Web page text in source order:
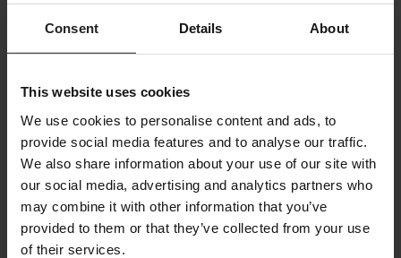
Consent Details About
This website uses cookies
We use cookies to personalise content and ads, to
provide social media features and to analyse our traffic.
We also share information about your use of our site with
our social media, advertising and analytics partners who
may combine it with other information that you’ve
provided to them or that they’ve collected from your use
of their services.
VICTORIA
ARKETIPO FIRENZE